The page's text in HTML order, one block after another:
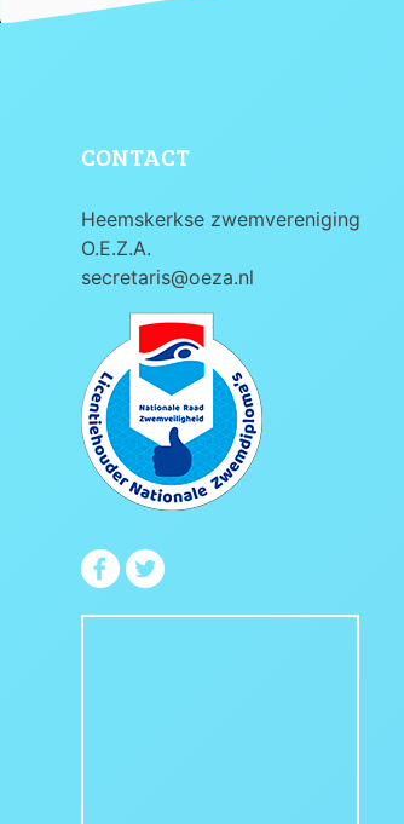
CONTACT
Heemskerkse zwemvereniging
O.E.Z.A.
secretaris@oeza.nl